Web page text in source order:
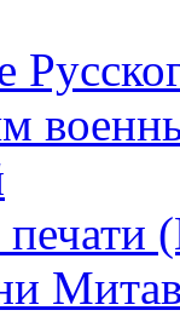
печати